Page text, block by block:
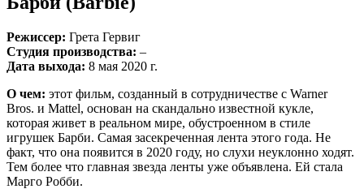
Режиссер: Грета Гервиг
Студия производства: –
Дата выхода: 8 мая 2020 г.
О чем: этот фильм, созданный в сотрудничестве с Warner
Bros. и Mattel, основан на скандально известной кукле,
которая живет в реальном мире, обустроенном в стиле
игрушек Барби. Самая засекреченная лента этого года. Не
факт, что она появится в 2020 году, но слухи неуклонно ходят.
Тем более что главная звезда ленты уже объявлена. Ей стала
Марго Робби.